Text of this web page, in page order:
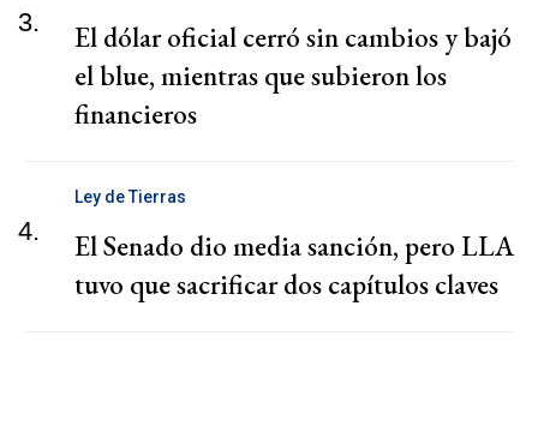
3.
El dólar oficial cerró sin cambios y bajó
el blue, mientras que subieron los
financieros
4.
Ley de Tierras
El Senado dio media sanción, pero LLA
tuvo que sacrificar dos capítulos claves